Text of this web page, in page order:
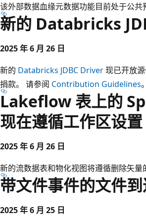
该外部数据血缘元数据功能目前处于公共
新的 Databricks
2025 年 6 月 26 日
新的 Databricks JDBC Driver现已开放源
捐款。 请参阅 Contribution Guidelines。
Lakeflow 表上的
现在遵循工作区设置
2025 年 6 月 26 日
新的流数据表和物化视图将遵循删除矢量
带文件事件的文件
2025 年 6 月 25 日